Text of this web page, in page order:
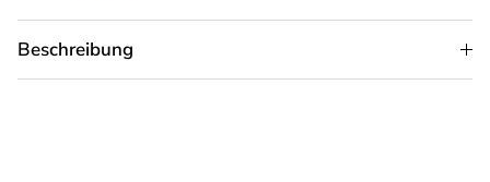
Beschreibung